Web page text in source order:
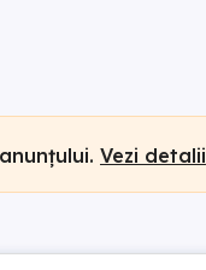
Vezi detalii